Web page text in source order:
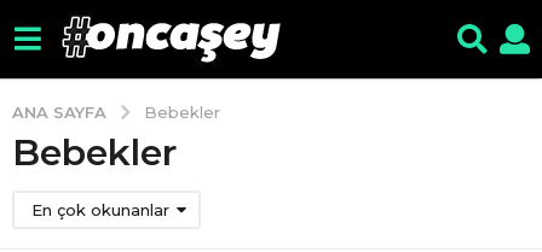
ANA SAYFA Bebekler
Bebekler
En çok okunanlar